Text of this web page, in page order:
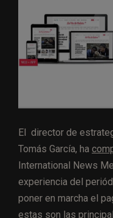
El director de
Tomás García, ha
International News
experiencia del
poner en marcha el
estas son las